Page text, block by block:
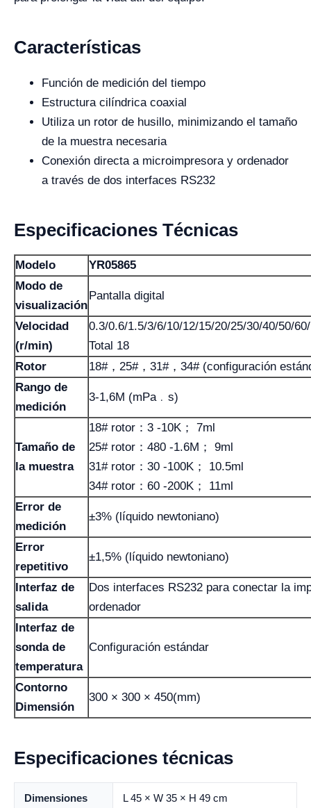
Características
Función de medición del tiempo
Estructura cilíndrica coaxial
Utiliza un rotor de husillo, minimizando el tamaño
de la muestra necesaria
Conexión directa a microimpresora y ordenador
a través de dos interfaces RS232
Especificaciones Técnicas
Modelo
YR05865
Modo de
visualización
Pantalla digital
Velocidad
(r/min)
0.3/0.6/1.5/3/6/10/12/15/20/25/30/40/50/
Total 18
Rotor
18#，25#，31#，34# (configuración
Rango de
medición
3-1,6M (mPa﹒s)
Tamaño de
la muestra
18# rotor：3 -10K； 7ml
25# rotor：480 -1.6M； 9ml
31# rotor：30 -100K； 10.5ml
34# rotor：60 -200K； 11ml
Error de
medición
±3% (líquido newtoniano)
Error
repetitivo
±1,5% (líquido newtoniano)
Interfaz de
salida
Dos interfaces RS232 para conectar la
ordenador
Interfaz de
sonda de
temperatura
Configuración estándar
Contorno
Dimensión
300 × 300 × 450(mm)
Especificaciones técnicas
Dimensiones L 45 × W 35 × H 49 cm